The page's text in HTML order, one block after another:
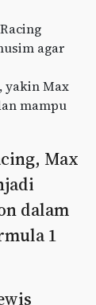
agar
yakin Max
mampu
Max
dalam
1